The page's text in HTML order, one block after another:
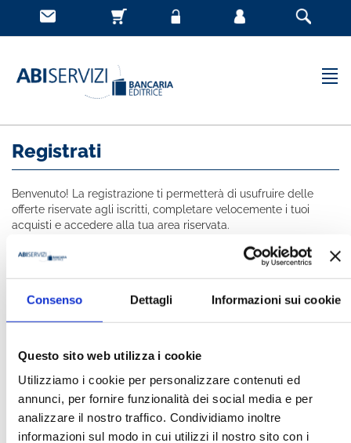
Consenso Dettagli Informazioni sui cookie
Questo sito web utilizza i cookie
Utilizziamo i cookie per personalizzare contenuti ed
annunci, per fornire funzionalità dei social media e per
analizzare il nostro traffico. Condividiamo inoltre
informazioni sul modo in cui utilizzi il nostro sito con i
Registrati
Benvenuto! La registrazione ti permetterà di usufruire delle
offerte riservate agli iscritti, completare velocemente i tuoi
acquisti e accedere alla tua area riservata.
Tutti i campi indicati con * sono obbligatori
DATA DI NASCITA *